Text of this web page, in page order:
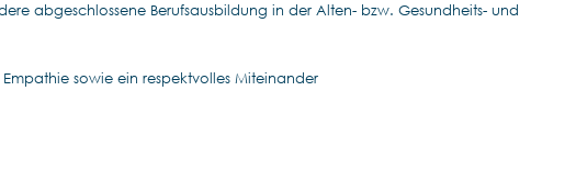
abgeschlossene Berufsausbildung in der Alten- bzw. Gesundheits- und
sowie ein respektvolles Miteinander